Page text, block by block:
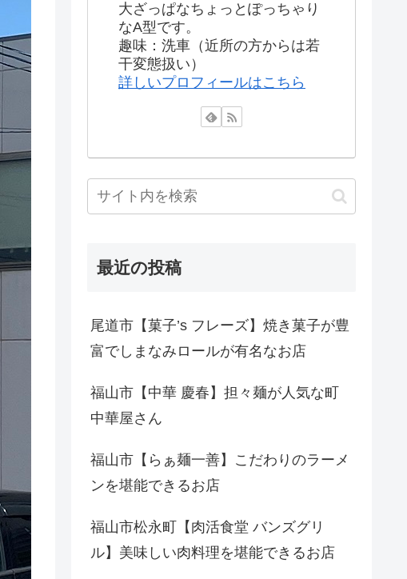
大ざっぱなちょっとぽっちゃり
なA型です。
趣味：洗車（近所の方からは若
干変態扱い）
詳しいプロフィールはこちら
最近の投稿
尾道市【菓子’s フレーズ】焼き菓子が豊
富でしまなみロールが有名なお店
福山市【中華 慶春】担々麺が人気な町
中華屋さん
福山市【らぁ麺一善】こだわりのラーメ
ンを堪能できるお店
福山市松永町【肉活食堂 バンズグリ
ル】美味しい肉料理を堪能できるお店